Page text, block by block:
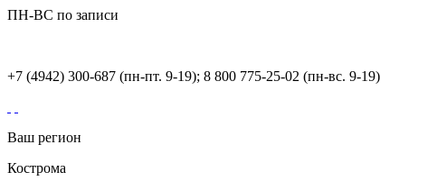
ПН-ВС по записи
+7 (4942) 300-687 (пн-пт. 9-19); 8 800 775-25-02 (пн-вс. 9-19)
Ваш регион
Кострома